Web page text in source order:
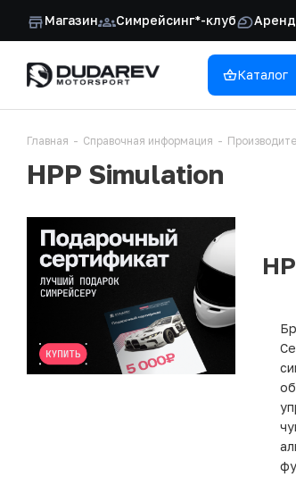
Магазин Симрейсинг*-клуб
Каталог
Главная - Справочная информация -
HPP Simulation